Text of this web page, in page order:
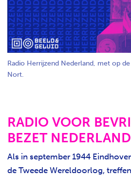
Radio Herrijzend Nederland, met op
Nort.
RADIO VOOR
BEZET NEDERLAND
Als in september 1944
de Tweede Wereldoorlog,